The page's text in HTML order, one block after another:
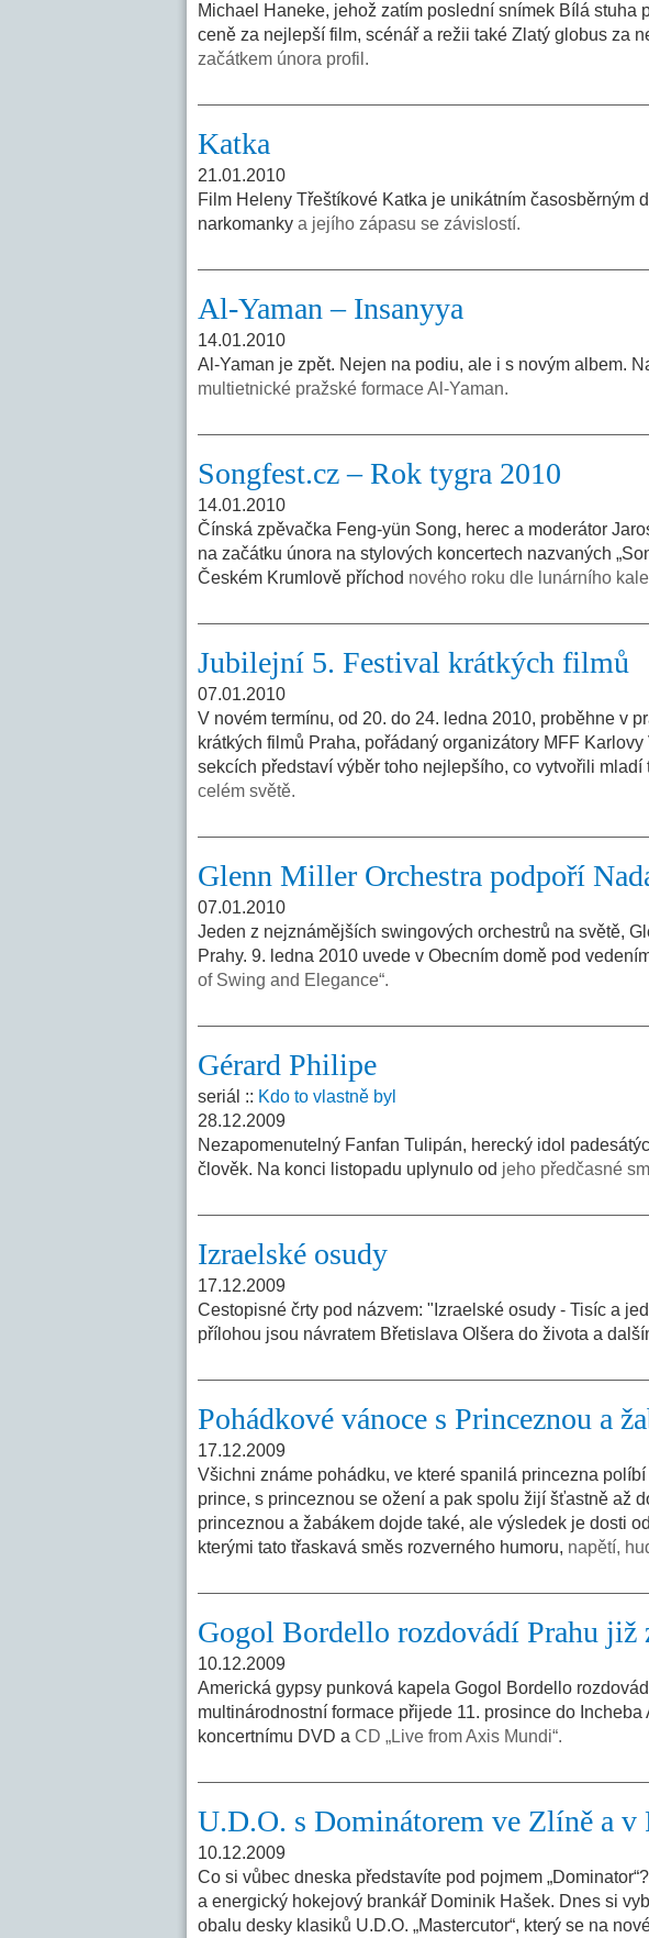
Michael Haneke, jehož zatím poslední snímek Bílá
ceně za nejlepší film, scénář a režii také Zlatý globus za
začátkem února profil.
Katka
21.01.2010
Film Heleny Třeštíkové Katka je unikátním časosběrným
narkomanky a jejího zápasu se závislostí.
Al-Yaman – Insanyya
14.01.2010
Al-Yaman je zpět. Nejen na podiu, ale i s novým albem.
multietnické pražské formace Al-Yaman.
Songfest.cz – Rok tygra 2010
14.01.2010
Čínská zpěvačka Feng-yün Song, herec a moderátor
na začátku února na stylových koncertech nazvaných
Českém Krumlově příchod nového roku dle lunárního
Jubilejní 5. Festival krátkých filmů
07.01.2010
V novém termínu, od 20. do 24. ledna 2010, proběhne v
krátkých filmů Praha, pořádaný organizátory MFF
sekcích představí výběr toho nejlepšího, co vytvořili
celém světě.
Glenn Miller Orchestra podpoří
07.01.2010
Jeden z nejznámějších swingových orchestrů na světě,
Prahy. 9. ledna 2010 uvede v Obecním domě pod
of Swing and Elegance“.
Gérard Philipe
seriál :: Kdo to vlastně byl
28.12.2009
Nezapomenutelný Fanfan Tulipán, herecký idol
člověk. Na konci listopadu uplynulo od jeho předčasné
Izraelské osudy
17.12.2009
Cestopisné črty pod názvem: "Izraelské osudy - Tisíc a
přílohou jsou návratem Břetislava Olšera do života a
Pohádkové vánoce s Princeznou a
17.12.2009
Všichni známe pohádku, ve které spanilá princezna
prince, s princeznou se ožení a pak spolu žijí šťastně až
princeznou a žabákem dojde také, ale výsledek je dosti
kterými tato třaskavá směs rozverného humoru, napětí,
Gogol Bordello rozdovádí Prahu již
10.12.2009
Americká gypsy punková kapela Gogol Bordello
multinárodnostní formace přijede 11. prosince do
koncertnímu DVD a CD „Live from Axis Mundi“.
U.D.O. s Dominátorem ve Zlíně a v
10.12.2009
Co si vůbec dneska představíte pod pojmem
a energický hokejový brankář Dominik Hašek. Dnes si
obalu desky klasiků U.D.O. „Mastercutor“, který se na